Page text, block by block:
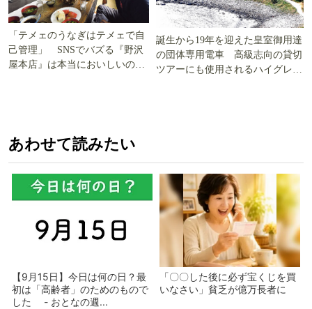
「テメェのうなぎはテメェで自
己管理」 SNSでバズる『野沢
屋本店』は本当においしいの
誕生から19年を迎えた皇室御用達
の団体専用電車 高級志向の貸切
ツアーにも使用されるハイグレー
あわせて読みたい
【9月15日】今日は何の日？最
初は「高齢者」のためのもので
した - おとなの週...
「〇〇した後に必ず宝くじを買
いなさい」貧乏が億万長者に